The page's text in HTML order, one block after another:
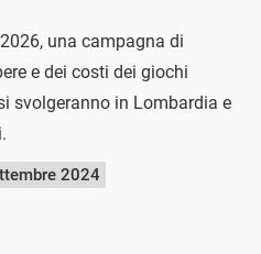
una campagna di
e dei costi dei giochi
svolgeranno in Lombardia e
2024